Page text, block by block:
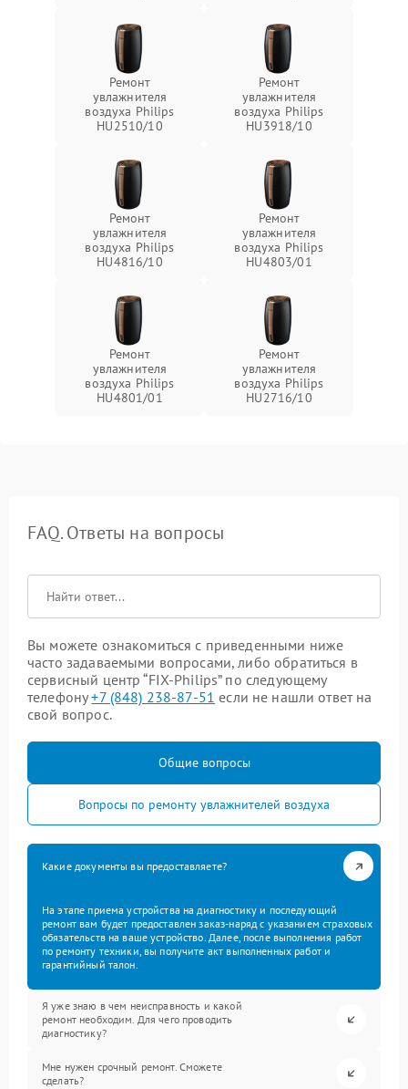
Ремонт
увлажнителя
воздуха Philips
HU2510/10
Ремонт
увлажнителя
воздуха Philips
HU3918/10
Ремонт
увлажнителя
воздуха Philips
HU4816/10
Ремонт
увлажнителя
воздуха Philips
HU4803/01
Ремонт
увлажнителя
воздуха Philips
HU4801/01
Ремонт
увлажнителя
воздуха Philips
HU2716/10
FAQ. Ответы на вопросы
Вы можете ознакомиться с приведенными ниже
часто задаваемыми вопросами, либо обратиться в
сервисный центр “FIX-Philips” по следующему
телефону+7 (848) 238-87-51 если не нашли ответ на
свой вопрос.
Общие вопросы
Вопросы по ремонту увлажнителей воздуха
Какие документы вы предоставляете?
На этапе приема устройства на диагностику и последующий
ремонт вам будет предоставлен заказ-наряд с указанием страховых
обязательств на ваше устройство. Далее, после выполнения работ
по ремонту техники, вы получите акт выполненных работ и
гарантийный талон.
Я уже знаю в чем неисправность и какой
ремонт необходим. Для чего проводить
диагностику?
Мне нужен срочный ремонт. Сможете
сделать?